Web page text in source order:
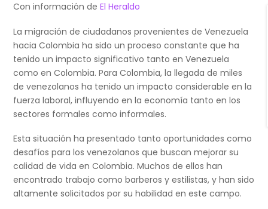
Con información deEl Heraldo
La migración de ciudadanos provenientes de Venezuela
hacia Colombia ha sido un proceso constante que ha
tenido un impacto significativo tanto en Venezuela
como en Colombia. Para Colombia, la llegada de miles
de venezolanos ha tenido un impacto considerable en la
fuerza laboral, influyendo en la economía tanto en los
sectores formales como informales.
Esta situación ha presentado tanto oportunidades como
desafíos para los venezolanos que buscan mejorar su
calidad de vida en Colombia. Muchos de ellos han
encontrado trabajo como barberos y estilistas, y han sido
altamente solicitados por su habilidad en este campo.